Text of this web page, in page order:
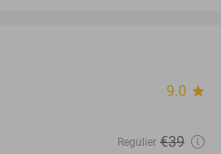
9.0 star
Regulier €39